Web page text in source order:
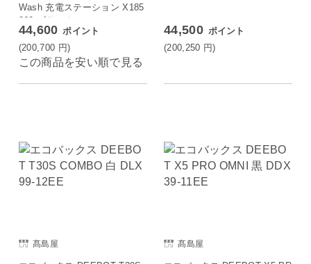
Wash 充電ステーション X185
060 ブラック
44,600 ポイント
(200,700 円)
この商品を安い順で見る
44,500 ポイント
(200,250 円)
髙島屋 髙島屋